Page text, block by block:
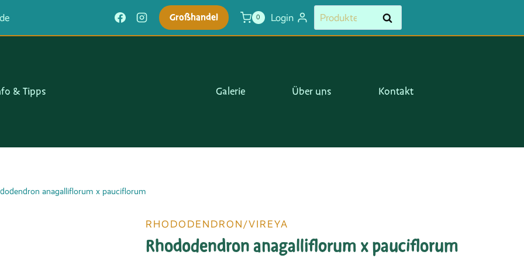
Großhandel 0 Login
Suchen
nach:
Suchen
& Tipps Galerie Über uns Kontakt
anagalliflorum x pauciflorum
RHODODENDRON/VIREYA
Rhododendron anagalliflorum x pauciflorum
x
pauciflorum